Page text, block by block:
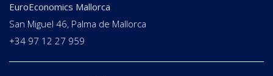
EuroEconomics Mallorca
San Miguel 46, Palma de Mallorca
+34 97 12 27 959